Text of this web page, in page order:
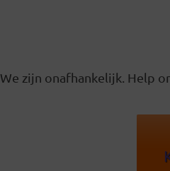
We zijn onafhankelijk. Help